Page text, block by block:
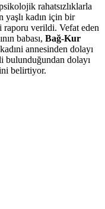
rahatsızlıklarla
yaşlı kadın için bir
raporu verildi. Vefat eden
babası, Bağ-Kur
annesinden dolayı
bulunduğundan dolayı
belirtiyor.